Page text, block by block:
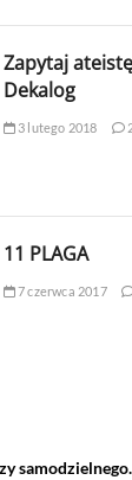
Zapytaj
Dekalog
3 lutego 2018
11 PLAGA
7 czerwca 2017